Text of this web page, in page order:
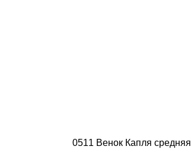
0511 Венок Капля средняя